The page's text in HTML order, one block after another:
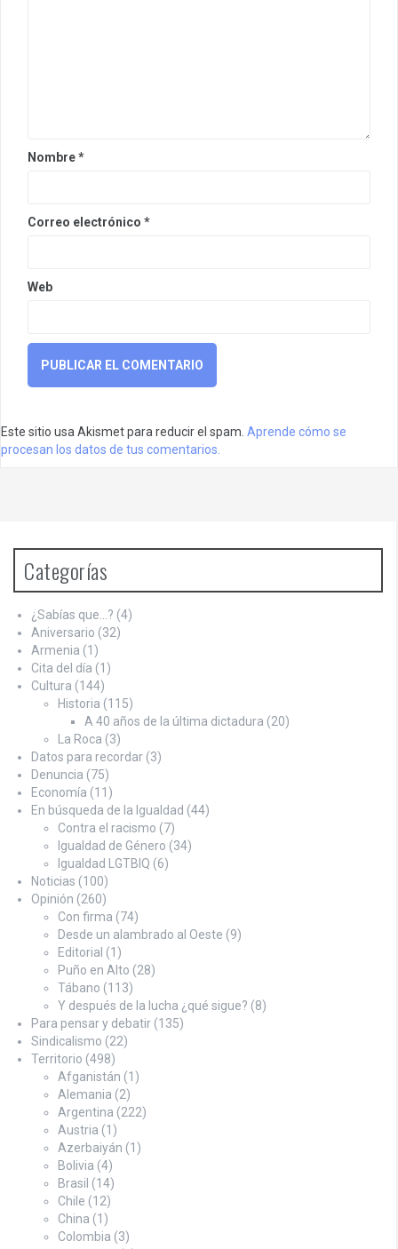
Nombre*
Correo electrónico *
Web
Este sitio usa Akismet para reducir el spam. Aprende cómo se
procesan los datos de tus comentarios.
Categorías
¿Sabías que…? (4)
Aniversario (32)
Armenia (1)
Cita del día (1)
Cultura (144)
Historia (115)
A 40 años de la última dictadura (20)
La Roca (3)
Datos para recordar (3)
Denuncia (75)
Economía (11)
En búsqueda de la Igualdad (44)
Contra el racismo (7)
Igualdad de Género (34)
Igualdad LGTBIQ (6)
Noticias (100)
Opinión (260)
Con firma (74)
Desde un alambrado al Oeste (9)
Editorial (1)
Puño en Alto (28)
Tábano (113)
Y después de la lucha ¿qué sigue? (8)
Para pensar y debatir (135)
Sindicalismo (22)
Territorio (498)
Afganistán (1)
Alemania (2)
Argentina (222)
Austria (1)
Azerbaiyán (1)
Bolivia (4)
Brasil (14)
Chile (12)
China (1)
Colombia (3)